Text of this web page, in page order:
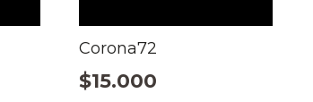
Corona72
$15.000